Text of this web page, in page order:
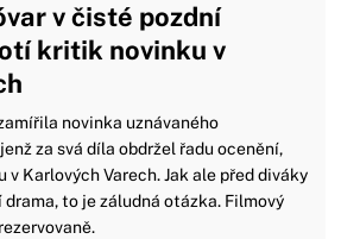
v čisté pozdní
kritik novinku v
novinka uznávaného
za svá díla obdržel řadu ocenění,
Karlových Varech. Jak ale před diváky
to je záludná otázka. Filmový